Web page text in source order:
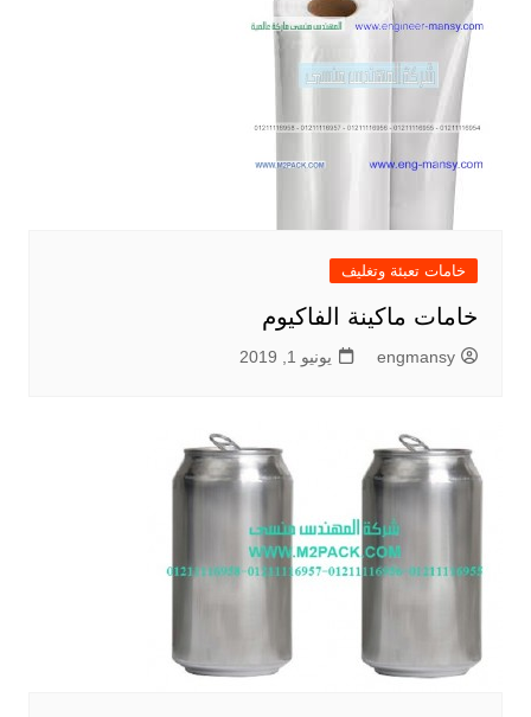
خامات تعبئة وتغليف
خامات ماكينة الفاكيوم
engmansy يونيو 1, 2019